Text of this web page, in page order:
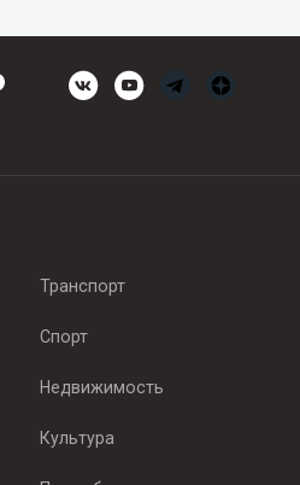
Транспорт
Спорт
Недвижимость
Культура